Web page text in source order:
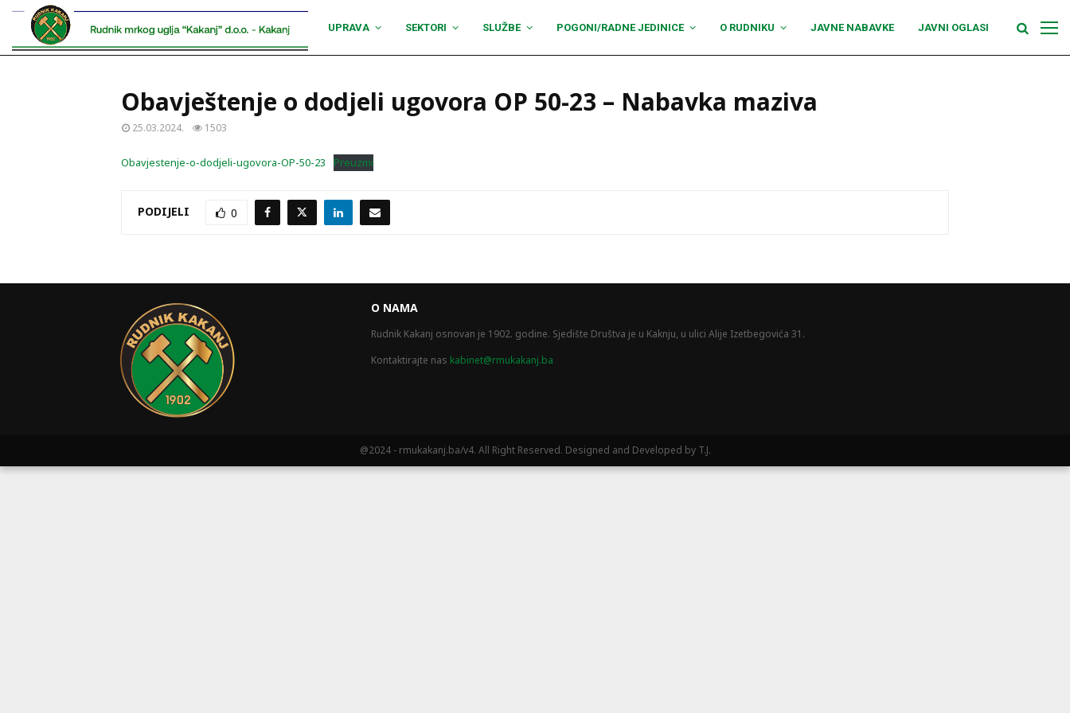
UPRAVA SEKTORI SLUŽBE POGONI/RADNE JEDINICE O RUDNIKU JAVNE NABAVKE JAVNI OGLASI
Obavještenje o dodjeli ugovora OP 50-23 – Nabavka maziva
25.03.2024. 1503
Obavjestenje-o-dodjeli-ugovora-OP-50-23 Preuzmi
PODIJELI 0
O NAMA
Rudnik Kakanj osnovan je 1902. godine. Sjedište Društva je u Kaknju, u ulici Alije Izetbegovića 31.
Kontaktirajte nas kabinet@rmukakanj.ba
@2024 - rmukakanj.ba/v4. All Right Reserved. Designed and Developed by T.J.